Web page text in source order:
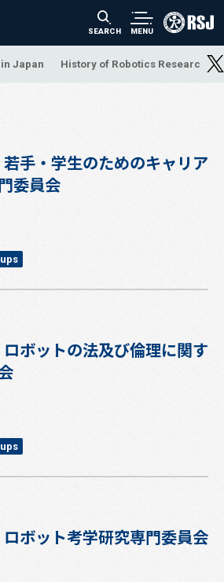
SEARCH MENU
Japan History of Robotics Research
手・学生のためのキャリア
委員会
ボットの法及び倫理に関す
ボット考学研究専門委員会